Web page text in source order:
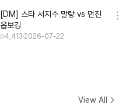
[DM] 스타 서지수 말랑 vs 먼진
옵보깅
4,413 2026-07-22
View All